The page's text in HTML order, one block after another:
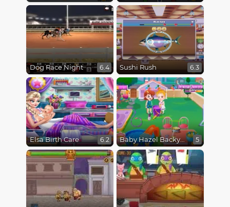
Dog Race Night 6.4 Sushi Rush 6.3
Elsa Birth Care 6.2 Baby Hazel Backyard Party 5